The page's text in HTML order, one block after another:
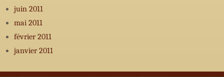
juin 2011
mai 2011
février 2011
janvier 2011